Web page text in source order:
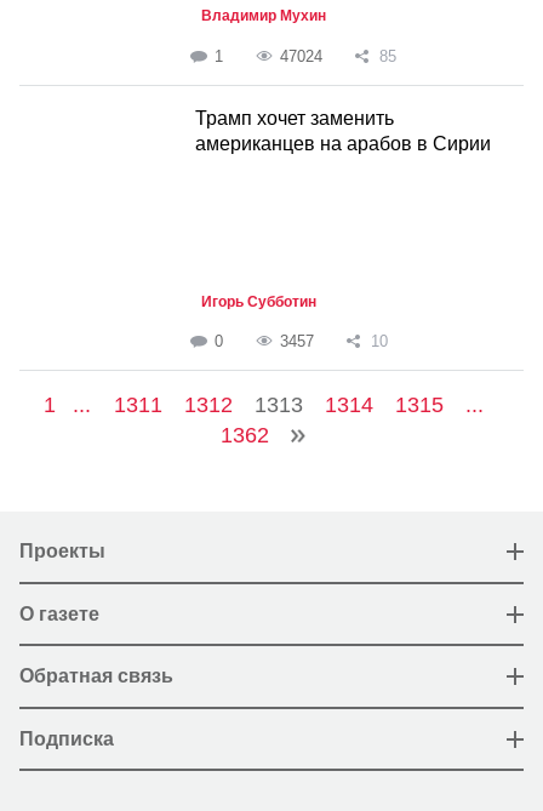
Владимир Мухин
1 47024 85
Трамп хочет заменить
американцев на арабов в Сирии
Игорь Субботин
0 3457 10
1 ... 1311 1312 1313 1314 1315
...
1362
Проекты
О газете
Обратная связь
Подписка